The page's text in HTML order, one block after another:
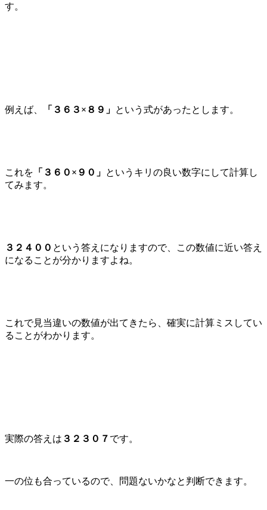
す。
例えば、 「３６３×８９」 という式があったとします。
これを 「３６０×９０」 というキリの良い数字にして計算し
てみます。
３２４００ という答えになりますので、この数値に近い答え
になることが分かりますよね。
これで見当違いの数値が出てきたら、確実に計算ミスしてい
ることがわかります。
実際の答えは ３２３０７ です。
一の位も合っているので、問題ないかなと判断できます。